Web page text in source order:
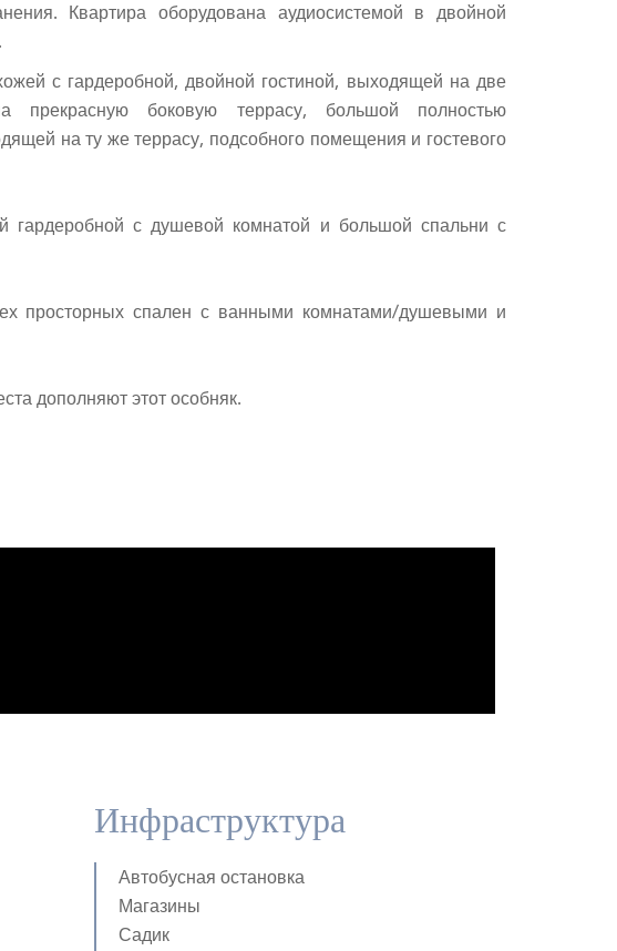
Квартира оборудована аудиосистемой в двойной
с гардеробной, двойной гостиной, выходящей на две
прекрасную боковую террасу, большой полностью
на ту же террасу, подсобного помещения и гостевого
гардеробной с душевой комнатой и большой спальни с
просторных спален с ванными комнатами/душевыми и
дополняют этот особняк.
Инфраструктура
Автобусная остановка
Магазины
Садик